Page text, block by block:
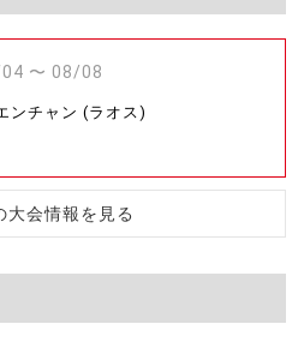
〜 08/08
ンチャン (ラオス)
大会情報を見る